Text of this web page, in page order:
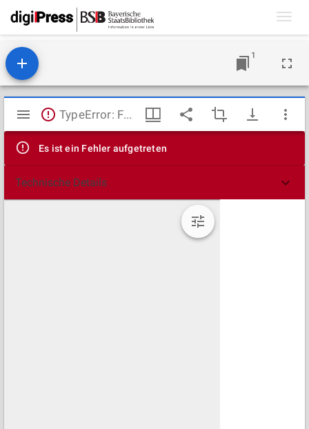
1
Mirador
Viewer
TypeError: Failed to fetch
Es ist ein Fehler aufgetreten
Technische Details